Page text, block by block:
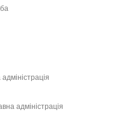
адміністрація